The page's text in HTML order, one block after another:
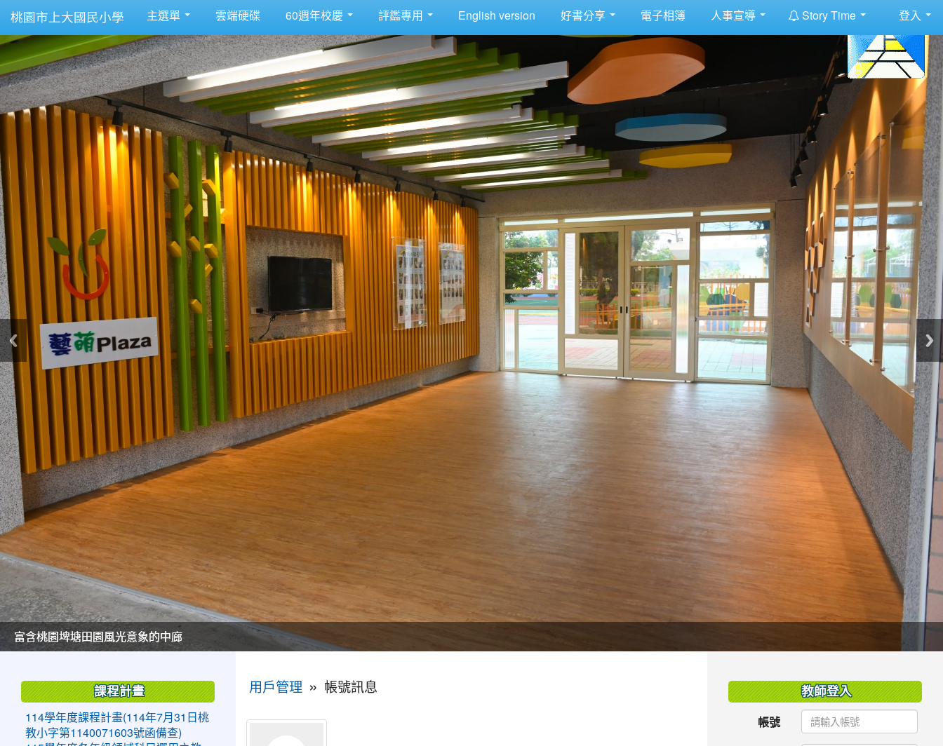
桃園市上大國民小學 主選單 雲端硬碟 60週年校慶 評鑑專用 English version 好書分享 電子相簿 人事宣導 Story Time 登入
美麗的操場是我們活力的來源
美麗的操場是我們活力的來源
煥然一新的小司令台
煥然一新的小司令台
富含桃園埤塘田園風光意象的中廊
富含桃園埤塘田園風光意象的中廊
嶄新的中庭廣場
嶄新的中庭廣場
水生池生生不息
水生池生生不息
用戶管理 » 帳號訊息
課程計畫
114學年度課程計畫(114年7月31日桃
教小字第1140071603號函備查)
教師登入
帳號